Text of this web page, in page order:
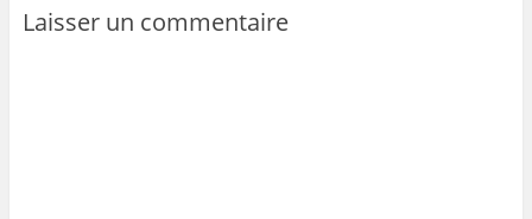
Laisser un commentaire